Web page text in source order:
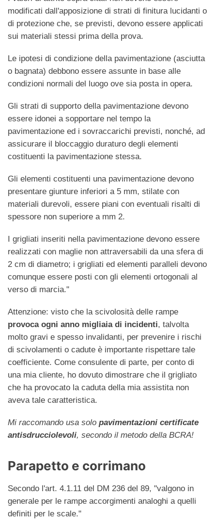
modificati dall'apposizione di strati di finitura lucidanti o
di protezione che, se previsti, devono essere applicati
sui materiali stessi prima della prova.
Le ipotesi di condizione della pavimentazione (asciutta
o bagnata) debbono essere assunte in base alle
condizioni normali del luogo ove sia posta in opera.
Gli strati di supporto della pavimentazione devono
essere idonei a sopportare nel tempo la
pavimentazione ed i sovraccarichi previsti, nonché, ad
assicurare il bloccaggio duraturo degli elementi
costituenti la pavimentazione stessa.
Gli elementi costituenti una pavimentazione devono
presentare giunture inferiori a 5 mm, stilate con
materiali durevoli, essere piani con eventuali risalti di
spessore non superiore a mm 2.
I grigliati inseriti nella pavimentazione devono essere
realizzati con maglie non attraversabili da una sfera di
2 cm di diametro; i grigliati ed elementi paralleli devono
comunque essere posti con gli elementi ortogonali al
verso di marcia."
Attenzione: visto che la scivolosità delle rampe
provoca ogni anno migliaia di incidenti, talvolta
molto gravi e spesso invalidanti, per prevenire i rischi
di scivolamenti o cadute è importante rispettare tale
coefficiente. Come consulente di parte, per conto di
una mia cliente, ho dovuto dimostrare che il grigliato
che ha provocato la caduta della mia assistita non
aveva tale caratteristica.
Mi raccomando usa solo pavimentazioni certificate
antisdrucciolevoli, secondo il metodo della BCRA!
Parapetto e corrimano
Secondo l'art. 4.1.11 del DM 236 del 89, "valgono in
generale per le rampe accorgimenti analoghi a quelli
definiti per le scale."